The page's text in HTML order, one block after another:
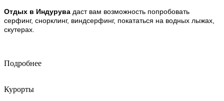
Отдых в Индурува даст вам возможность попробовать
серфинг, снорклинг, виндсерфинг, покататься на водных лыжах,
скутерах.
Подробнее
Курорты